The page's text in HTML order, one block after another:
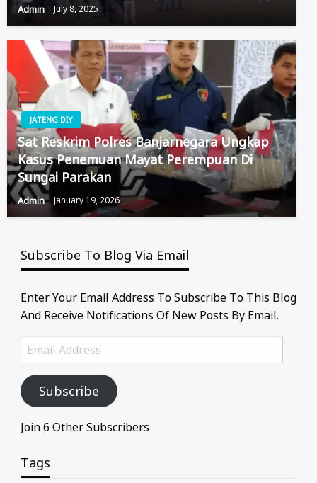
Admin July 8, 2025
JATENG DIY
Sat Reskrim Polres Banjarnegara Ungkap
Kasus Penemuan Mayat Perempuan Di
Sungai Parakan
Admin January 19, 2026
Subscribe To Blog Via Email
Enter Your Email Address To Subscribe To This Blog
And Receive Notifications Of New Posts By Email.
Email
Address
Subscribe
Join 6 Other Subscribers
Tags